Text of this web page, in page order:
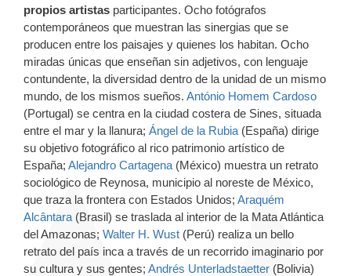
propios artistas participantes. Ocho fotógrafos
contemporáneos que muestran las sinergias que se
producen entre los paisajes y quienes los habitan. Ocho
miradas únicas que enseñan sin adjetivos, con lenguaje
contundente, la diversidad dentro de la unidad de un mismo
mundo, de los mismos sueños. António Homem Cardoso
(Portugal) se centra en la ciudad costera de Sines, situada
entre el mar y la llanura; Ángel de la Rubia (España) dirige
su objetivo fotográfico al rico patrimonio artístico de
España; Alejandro Cartagena (México) muestra un retrato
sociológico de Reynosa, municipio al noreste de México,
que traza la frontera con Estados Unidos; Araquém
Alcântara (Brasil) se traslada al interior de la Mata Atlántica
del Amazonas; Walter H. Wust (Perú) realiza un bello
retrato del país inca a través de un recorrido imaginario por
su cultura y sus gentes; Andrés Unterladstaetter (Bolivia)